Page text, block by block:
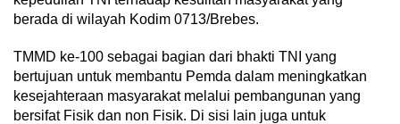
berada di wilayah Kodim 0713/Brebes.
TMMD ke-100 sebagai bagian dari bhakti TNI yang
bertujuan untuk membantu Pemda dalam meningkatkan
kesejahteraan masyarakat melalui pembangunan yang
bersifat Fisik dan non Fisik. Di sisi lain juga untuk